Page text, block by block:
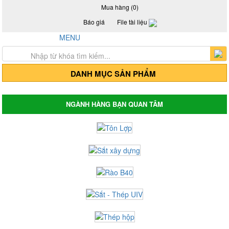
Mua hàng (0)
Báo giá
File tài liệu
MENU
Trang chủ
Giới thiệu
Thép hộp mạ kẽm - Thép hộp đen
Thép hộp đen
Thép hộp mã kẽm Hòa Phát
Thép hộp mã kẽm Hoa Sen
Giá tôn lợp, tôn Hoa Sen, tôn Đông Á, tôn
Tôn mạ màu Trung Quốc
Tôn mạ màu Phương Nam
Tôn mạ màu Đông Á
Tôn lợp Hòa Phát
Tôn lợp Hoa Sen
Tôn chống nóng - Tôn cách nhiệt
DANH MỤC SẢN PHẨM
NGÀNH HÀNG BẠN QUAN TÂM